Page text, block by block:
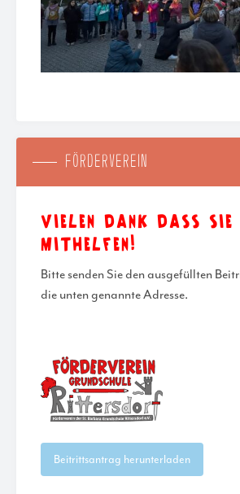
FÖRDERVEREIN
VIELEN DANK DASS SIE
MITHELFEN!
Bitte senden Sie den ausgefüllten
die unten genannte Adresse.
Beitrittsantrag herunterladen